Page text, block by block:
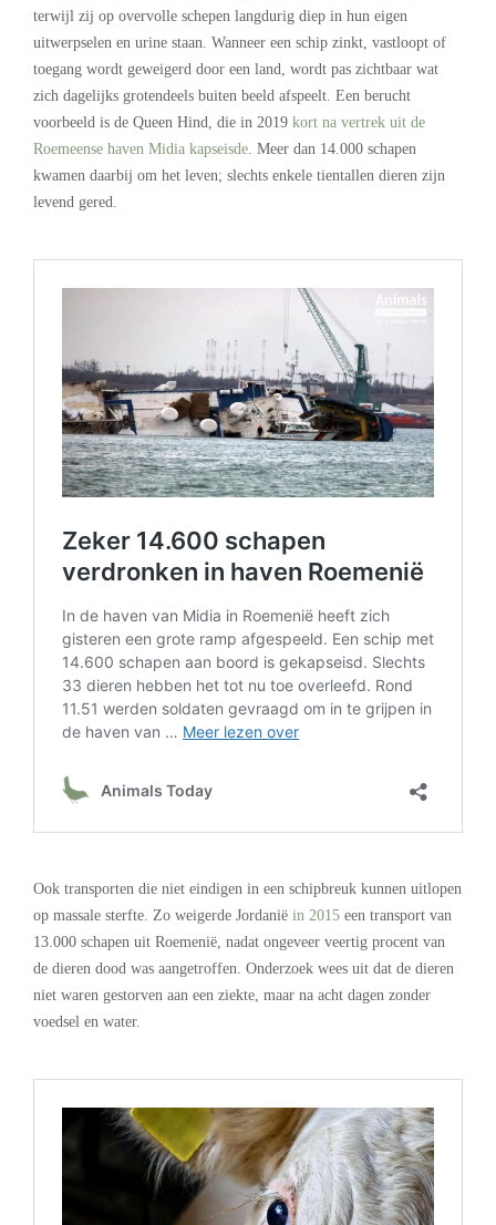
terwijl zij op overvolle schepen langdurig diep in hun eigen
uitwerpselen en urine staan. Wanneer een schip zinkt, vastloopt of
toegang wordt geweigerd door een land, wordt pas zichtbaar wat
zich dagelijks grotendeels buiten beeld afspeelt. Een berucht
voorbeeld is de Queen Hind, die in 2019 kort na vertrek uit de
Roemeense haven Midia kapseisde. Meer dan 14.000 schapen
kwamen daarbij om het leven; slechts enkele tientallen dieren zijn
levend gered.
Ook transporten die niet eindigen in een schipbreuk kunnen uitlopen
op massale sterfte. Zo weigerde Jordanië in 2015 een transport van
13.000 schapen uit Roemenië, nadat ongeveer veertig procent van
de dieren dood was aangetroffen. Onderzoek wees uit dat de dieren
niet waren gestorven aan een ziekte, maar na acht dagen zonder
voedsel en water.